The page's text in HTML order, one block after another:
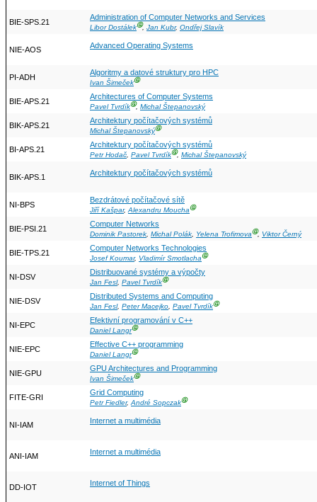
BIE-SPS.21
Administration of Computer Networks and Services
Libor DostálekⒼ, Jan Kubr, Ondřej Slavík
NIE-AOS Advanced Operating Systems
PI-ADH
Algoritmy a datové struktury pro HPC
Ivan ŠimečekⒼ
BIE-APS.21
Architectures of Computer Systems
Pavel TvrdíkⒼ, Michal Štepanovský
BIK-APS.21
Architektury počítačových systémů
Michal ŠtepanovskýⒼ
BI-APS.21
Architektury počítačových systémů
Petr Hodač, Pavel TvrdíkⒼ, Michal Štepanovský
BIK-APS.1 Architektury počítačových systémů
NI-BPS
Bezdrátové počítačové sítě
Jiří Kašpar,Alexandru MouchaⒼ
BIE-PSI.21
Computer Networks
Dominik Pastorek, Michal Polák, Yelena TrofimovaⒼ, Viktor Černý
BIE-TPS.21
Computer Networks Technologies
Josef Koumar, Vladimír SmotlachaⒼ
NI-DSV
Distribuované systémy a výpočty
Jan Fesl, Pavel TvrdíkⒼ
NIE-DSV
Distributed Systems and Computing
Jan Fesl, Peter Macejko, Pavel TvrdíkⒼ
NI-EPC
Efektivní programování v C++
Daniel LangrⒼ
NIE-EPC
Effective C++ programming
Daniel LangrⒼ
NIE-GPU
GPU Architectures and Programming
Ivan ŠimečekⒼ
FITE-GRI
Grid Computing
Petr Fiedler,André SopczakⒼ
NI-IAM Internet a multimédia
ANI-IAM Internet a multimédia
DD-IOT Internet of Things